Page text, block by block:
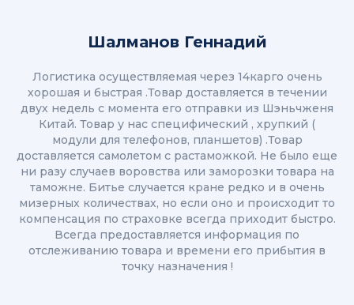
Шалманов Геннадий
Логистика осуществляемая через 14карго очень
хорошая и быстрая .Товар доставляется в течении
двух недель с момента его отправки из Шэньчженя
Китай. Товар у нас специфический , хрупкий (
модули для телефонов, планшетов) .Товар
доставляется самолетом с растаможкой. Не было еще
ни разу случаев воровства или заморозки товара на
таможне. Битье случается кране редко и в очень
мизерных количествах, но если оно и происходит то
компенсация по страховке всегда приходит быстро.
Всегда предоставляется информация по
отслеживанию товара и времени его прибытия в
точку назначения !